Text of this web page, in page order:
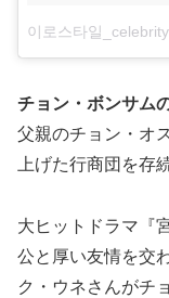
チョン・ボンサム
父親のチョン・オ
上げた行商団を存
大ヒットドラマ『
公と厚い友情を交
ク・ウネさんがチ